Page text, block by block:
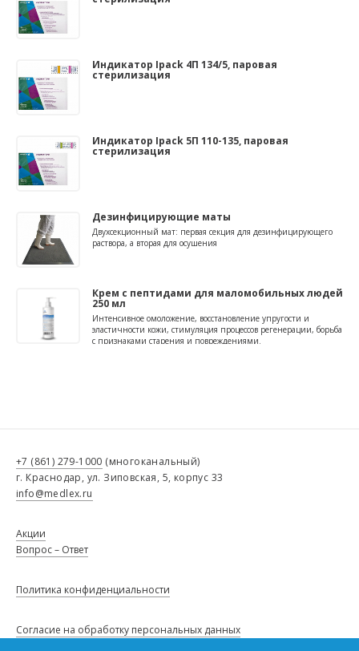
Индикатор Ipack 4П 134/5, паровая
стерилизация
Индикатор Ipack 5П 110-135, паровая
стерилизация
Дезинфицирующие маты
Двухсекционный мат: первая секция для дезинфицирующего
раствора, а вторая для осушения
Крем с пептидами для маломобильных людей
250 мл
Интенсивное омоложение, восстановление упругости и
эластичности кожи, стимуляция процессов регенерации, борьба
с признаками старения и повреждениями.
+7 (861) 279-1000 (многоканальный)
г. Краснодар, ул. Зиповская, 5, корпус 33
info@medlex.ru
Акции
Вопрос – Ответ
Политика конфиденциальности
Согласие на обработку персональных данных